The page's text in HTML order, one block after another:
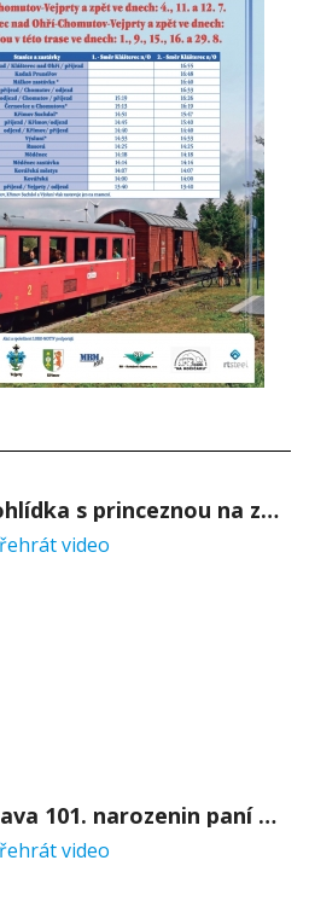
Prohlídka s princeznou na zámku Stekník
video
Oslava 101. narozenin paní Věry Skořepové
video